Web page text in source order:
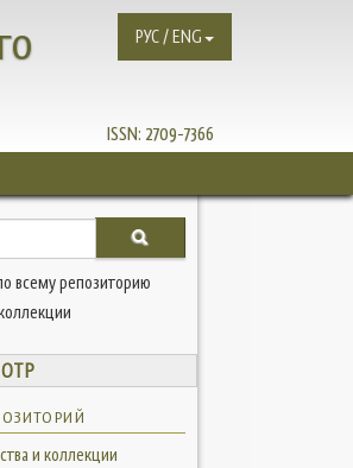
ISSN: 2709-7366
РУС / ENG
всему репозиторию
и коллекции